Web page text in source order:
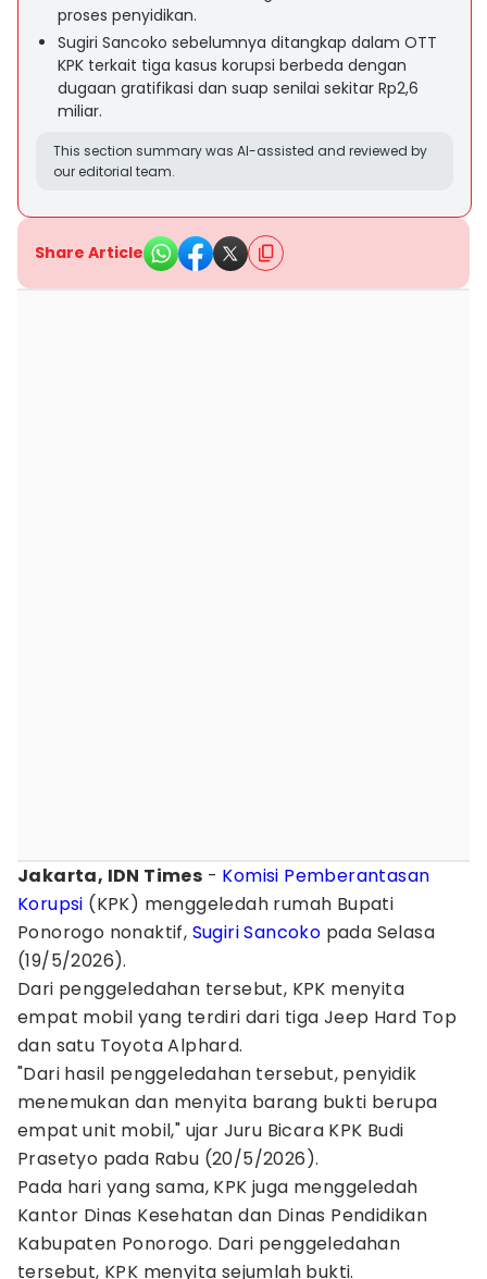
proses penyidikan.
Sugiri Sancoko sebelumnya ditangkap dalam OTT
KPK terkait tiga kasus korupsi berbeda dengan
dugaan gratifikasi dan suap senilai sekitar Rp2,6
miliar.
This section summary was AI-assisted and reviewed by
our editorial team.
Share Article
Jakarta, IDN Times - Komisi Pemberantasan
Korupsi (KPK) menggeledah rumah Bupati
Ponorogo nonaktif, Sugiri Sancoko pada Selasa
(19/5/2026).
Dari penggeledahan tersebut, KPK menyita
empat mobil yang terdiri dari tiga Jeep Hard Top
dan satu Toyota Alphard.
"Dari hasil penggeledahan tersebut, penyidik
menemukan dan menyita barang bukti berupa
empat unit mobil," ujar Juru Bicara KPK Budi
Prasetyo pada Rabu (20/5/2026).
Pada hari yang sama, KPK juga menggeledah
Kantor Dinas Kesehatan dan Dinas Pendidikan
Kabupaten Ponorogo. Dari penggeledahan
tersebut, KPK menyita sejumlah bukti.